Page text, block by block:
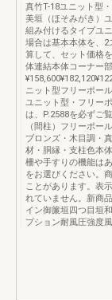
真竹T-18ユニット型
美垣（ほそみがき）
組み付けるタイプユ
場合は基本本体を、2
算して、セット価格
体連結本体コーナー
ニット型フリーポー
ユニット型・フリー
は、P.2588を必ずご
（間柱）フリーポー
ブロンズ・木目調・
材・胴縁・支柱色本
柵や手すりの機能は
をお選びください。
ことがあります。表
れていません。新商
イン御簾垣四つ目垣
プション耐風圧強度